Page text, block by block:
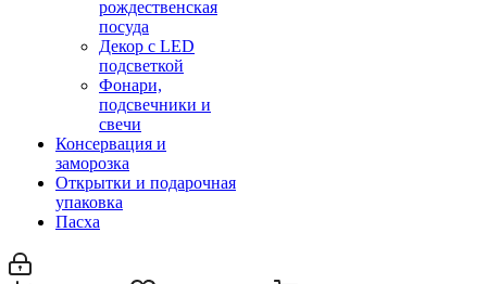
рождественская
посуда
Декор с LED
подсветкой
Фонари,
подсвечники и
свечи
Консервация и
заморозка
Открытки и подарочная
упаковка
Пасха